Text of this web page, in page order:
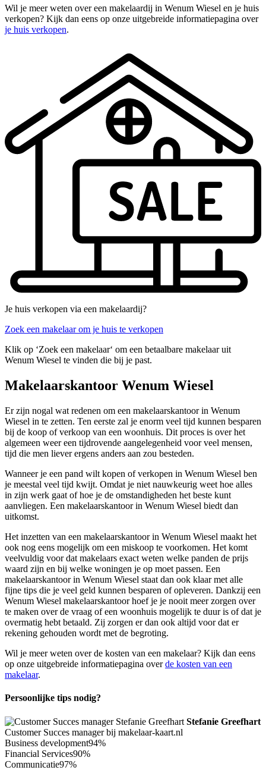
Wil je meer weten over een makelaardij in Wenum Wiesel en je huis
verkopen? Kijk dan eens op onze uitgebreide informatiepagina over
je huis verkopen.
Je huis verkopen via een makelaardij?
Zoek een makelaar om je huis te verkopen
Klik op ‘Zoek een makelaar‘ om een betaalbare makelaar uit
Wenum Wiesel te vinden die bij je past.
Makelaarskantoor Wenum Wiesel
Er zijn nogal wat redenen om een makelaarskantoor in Wenum
Wiesel in te zetten. Ten eerste zal je enorm veel tijd kunnen besparen
bij de koop of verkoop van een woonhuis. Dit proces is over het
algemeen weer een tijdrovende aangelegenheid voor veel mensen,
tijd die men liever ergens anders aan zou besteden.
Wanneer je een pand wilt kopen of verkopen in Wenum Wiesel ben
je meestal veel tijd kwijt. Omdat je niet nauwkeurig weet hoe alles
in zijn werk gaat of hoe je de omstandigheden het beste kunt
aanvliegen. Een makelaarskantoor in Wenum Wiesel biedt dan
uitkomst.
Het inzetten van een makelaarskantoor in Wenum Wiesel maakt het
ook nog eens mogelijk om een miskoop te voorkomen. Het komt
veelvuldig voor dat makelaars exact weten welke panden de prijs
waard zijn en bij welke woningen je op moet passen. Een
makelaarskantoor in Wenum Wiesel staat dan ook klaar met alle
fijne tips die je veel geld kunnen besparen of opleveren. Dankzij een
Wenum Wiesel makelaarskantoor hoef je je nooit meer zorgen over
te maken over de vraag of een woonhuis mogelijk te duur is of dat je
overmatig hebt betaald. Zij zorgen er dan ook altijd voor dat er
rekening gehouden wordt met de begroting.
Wil je meer weten over de kosten van een makelaar? Kijk dan eens
op onze uitgebreide informatiepagina overde kosten van een
makelaar.
Persoonlijke tips nodig?
Stefanie Greefhart
Customer Succes manager bij makelaar-kaart.nl
Business development94%
Financial Services90%
Communicatie97%